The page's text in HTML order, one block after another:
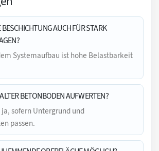
BESCHICHTUNG AUCH FÜR STARK
Systemaufbau ist hohe Belastbarkeit
BETONBODEN AUFWERTEN?
sofern Untergrund und
passen.